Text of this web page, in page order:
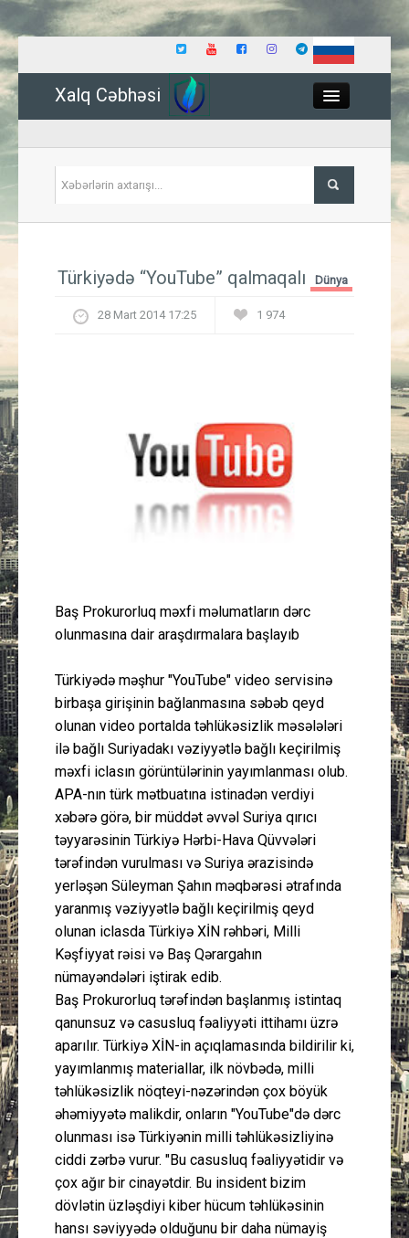
Xalq Cəbhəsi
İqtisadiyyat
Güney Azərbaycan
Mədəniyyət
Müsahibə
Layihə
Cəmiyyət
Peşə etikası
Türkiyədə “YouTube” qalmaqalı Dünya
28 Mart 2014 17:25 1 974
Baş Prokurorluq məxfi məlumatların dərc
olunmasına dair araşdırmalara başlayıb
Türkiyədə məşhur "YouTube" video servisinə
birbaşa girişinin bağlanmasına səbəb qeyd
olunan video portalda təhlükəsizlik məsələləri
ilə bağlı Suriyadakı vəziyyətlə bağlı keçirilmiş
məxfi iclasın görüntülərinin yayımlanması olub.
APA-nın türk mətbuatına istinadən verdiyi
xəbərə görə, bir müddət əvvəl Suriya qırıcı
təyyarəsinin Türkiyə Hərbi-Hava Qüvvələri
tərəfindən vurulması və Suriya ərazisində
yerləşən Süleyman Şahın məqbərəsi ətrafında
yaranmış vəziyyətlə bağlı keçirilmiş qeyd
olunan iclasda Türkiyə XİN rəhbəri, Milli
Kəşfiyyat rəisi və Baş Qərargahın
nümayəndələri iştirak edib.
Baş Prokurorluq tərəfindən başlanmış istintaq
qanunsuz və casusluq fəaliyyəti ittihamı üzrə
aparılır. Türkiyə XİN-in açıqlamasında bildirilir ki,
yayımlanmış materiallar, ilk növbədə, milli
təhlükəsizlik nöqteyi-nəzərindən çox böyük
əhəmiyyətə malikdir, onların "YouTube"də dərc
olunması isə Türkiyənin milli təhlükəsizliyinə
ciddi zərbə vurur. "Bu casusluq fəaliyyətidir və
çox ağır bir cinayətdir. Bu insident bizim
dövlətin üzləşdiyi kiber hücum təhlükəsinin
hansı səviyyədə olduğunu bir daha nümayiş